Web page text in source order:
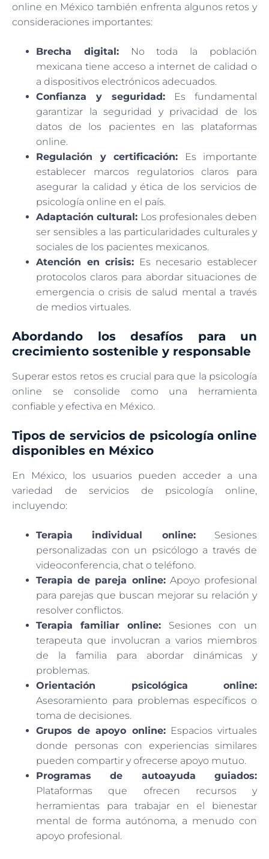
online en México también enfrenta algunos retos y
consideraciones importantes:
Brecha digital:No toda la población
mexicana tiene acceso a internet de calidad o
a dispositivos electrónicos adecuados.
Confianza y seguridad: Es fundamental
garantizar la seguridad y privacidad de los
datos de los pacientes en las plataformas
online.
Regulación y certificación: Es importante
establecer marcos regulatorios claros para
asegurar la calidad y ética de los servicios de
psicología online en el país.
Adaptación cultural: Los profesionales deben
ser sensibles a las particularidades culturales y
sociales de los pacientes mexicanos.
Atención en crisis: Es necesario establecer
protocolos claros para abordar situaciones de
emergencia o crisis de salud mental a través
de medios virtuales.
Abordando los desafíos para un
crecimiento sostenible y responsable
Superar estos retos es crucial para que la psicología
online se consolide como una herramienta
confiable y efectiva en México.
Tipos de servicios de psicología online
disponibles en México
En México, los usuarios pueden acceder a una
variedad de servicios de psicología online,
incluyendo:
Terapia individual online:Sesiones
personalizadas con un psicólogo a través de
videoconferencia, chat o teléfono.
Terapia de pareja online:Apoyo profesional
para parejas que buscan mejorar su relación y
resolver conflictos.
Terapia familiar online: Sesiones con un
terapeuta que involucran a varios miembros
de la familia para abordar dinámicas y
problemas.
Orientación psicológica online:
Asesoramiento para problemas específicos o
toma de decisiones.
Grupos de apoyo online:Espacios virtuales
donde personas con experiencias similares
pueden compartir y ofrecerse apoyo mutuo.
Programas de autoayuda guiados:
Plataformas que ofrecen recursos y
herramientas para trabajar en el bienestar
mental de forma autónoma, a menudo con
apoyo profesional.